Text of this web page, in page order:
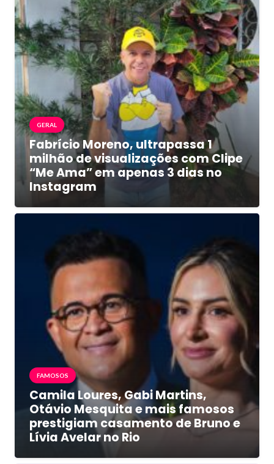
GERAL
Fabrício Moreno, ultrapassa 1
milhão de visualizações com Clipe
“Me Ama” em apenas 3 dias no
Instagram
FAMOSOS
Camila Loures, Gabi Martins,
Otávio Mesquita e mais famosos
prestigiam casamento de Bruno e
Lívia Avelar no Rio